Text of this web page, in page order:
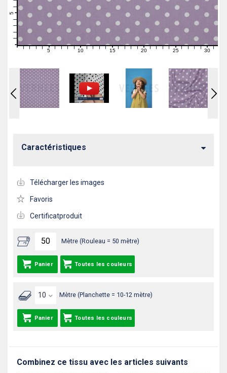
3
1 2 3 4 5 6 7 89 1112131415 16171819 21222324 26272829 30 31
Mètre (Rouleau = 50 mètre)
Panier Toutes les couleurs
Mètre (Planchette = 10-12 mètre)
Panier Toutes les couleurs
Caractéristiques
Télécharger les images
Favoris
Certificatproduit
Combinez ce tissu avec les articles suivants